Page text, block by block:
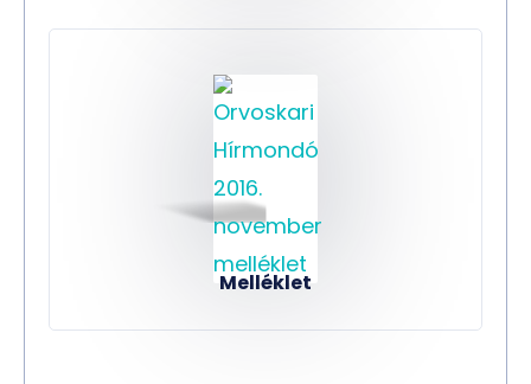
Melléklet